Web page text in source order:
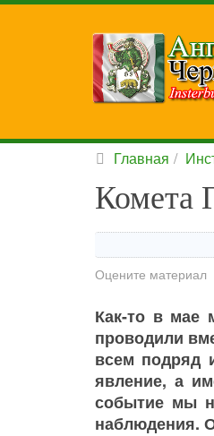
Главная
Комета
Оцените материал
Как-то в мае
проводили
всем подряд
явление, а
событие мы
наблюдения.